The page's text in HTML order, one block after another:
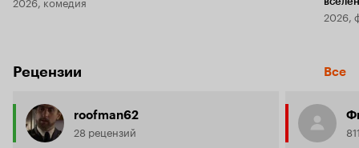
2026,
Рецензии Все
roofman62
28 рецензий